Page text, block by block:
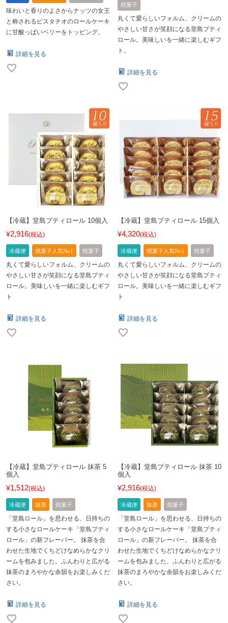
味わいと香りのよさからナッツの女王
と称されるピスタチオのロールケーキ
に甘酸っぱいベリーをトッピング。
詳細を見る
焼菓子
丸くて愛らしいフォルム、クリームの
やさしい甘さが笑顔になる堂島プティ
ロール。美味しいを一緒に楽しむギフ
ト。
詳細を見る
【冷蔵】堂島プティロール 10個入
¥2,916 税込
冷蔵便 焼菓子人気No1 焼菓子
丸くて愛らしいフォルム、クリームの
やさしい甘さが笑顔になる堂島プティ
ロール。美味しいを一緒に楽しむギフ
ト
詳細を見る
【冷蔵】堂島プティロール 15個入
¥4,320 税込
冷蔵便 焼菓子人気No1 焼菓子
丸くて愛らしいフォルム、クリームの
やさしい甘さが笑顔になる堂島プティ
ロール。美味しいを一緒に楽しむギフ
ト
詳細を見る
【冷蔵】堂島プティロール 抹茶 5
個入
¥1,512 税込
冷蔵便 抹茶 焼菓子
「堂島ロール」を思わせる、日持ちの
する小さなロールケーキ「堂島プティ
ロール」の新フレーバー。 抹茶を合
わせた生地でくちどけなめらかなクリ
ームを包みました。ふんわりと広がる
抹茶のまろやかな余韻をお楽しみくだ
さい。
詳細を見る
【冷蔵】堂島プティロール 抹茶 10
個入
¥2,916 税込
冷蔵便 抹茶 焼菓子
「堂島ロール」を思わせる、日持ちの
する小さなロールケーキ「堂島プティ
ロール」の新フレーバー。 抹茶を合
わせた生地でくちどけなめらかなクリ
ームを包みました。ふんわりと広がる
抹茶のまろやかな余韻をお楽しみくだ
さい。
詳細を見る